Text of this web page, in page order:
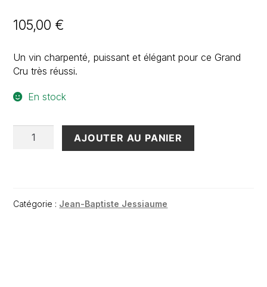
105,00 €
Un vin charpenté, puissant et élégant pour ce Grand
Cru très réussi.
En stock
quantité
"Les
AJOUTER AU PANIER
Catégorie : Jean-Baptiste Jessiaume